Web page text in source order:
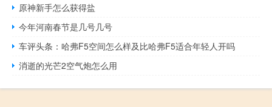
原神新手怎么获得盐
今年河南春节是几号几号
车评头条：哈弗F5空间怎么样及比哈弗F5适合年轻人开吗
消逝的光芒2空气炮怎么用